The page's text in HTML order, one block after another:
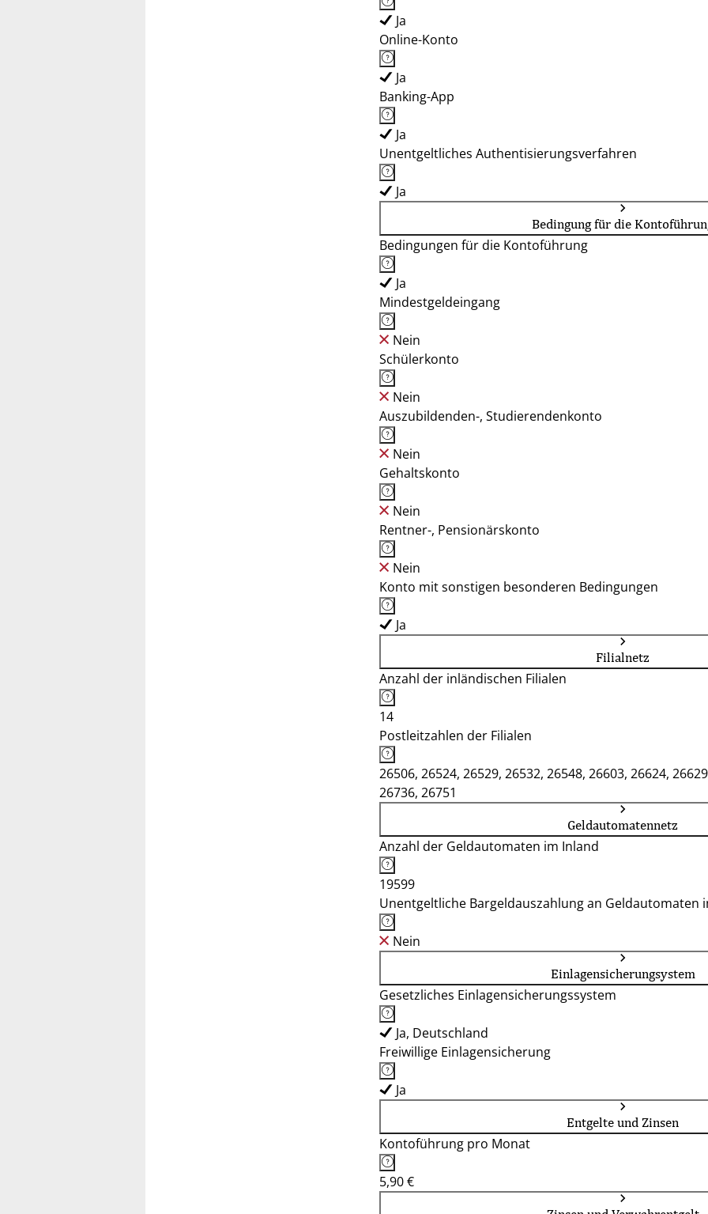
Ja
Online-Konto
Ja
Banking-App
Ja
Unentgeltliches Authentisierungsverfahren
Ja
Bedingung für die
Bedingungen für die Kontoführung
Ja
Mindestgeldeingang
Nein
Schülerkonto
Nein
Auszubildenden-, Studierendenkonto
Nein
Gehaltskonto
Nein
Rentner-, Pensionärskonto
Nein
Konto mit sonstigen besonderen Bedingungen
Ja
Filialnetz
Anzahl der inländischen Filialen
14
Postleitzahlen der Filialen
26506, 26524, 26529, 26532, 26548, 26603, 26624,
26736, 26751
Geldautomatennetz
Anzahl der Geldautomaten im Inland
19599
Unentgeltliche Bargeldauszahlung an Geldautomaten
Nein
Einlagensicherungsystem
Gesetzliches Einlagensicherungssystem
Ja, Deutschland
Freiwillige Einlagensicherung
Ja
Entgelte und Zinsen
Kontoführung pro Monat
5,90 €